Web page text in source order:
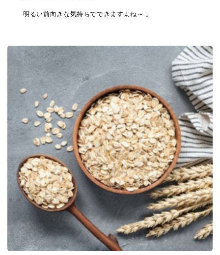
明るい前向きな気持ちでできますよね～ 。